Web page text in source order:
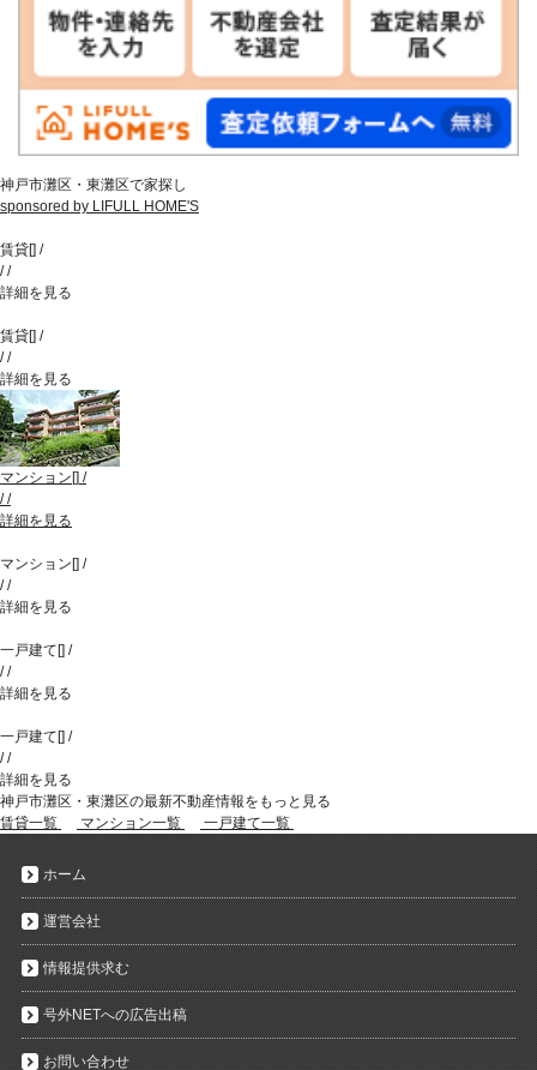
神戸市灘区・東灘区で家探し
sponsored by LIFULL HOME'S
賃貸[] /
//
詳細を見る
賃貸[] /
//
詳細を見る
マンション[] /
//
詳細を見る
マンション[] /
//
詳細を見る
一戸建て[] /
//
詳細を見る
一戸建て[] /
//
詳細を見る
神戸市灘区・東灘区の最新不動産情報をもっと見る
賃貸一覧
マンション一覧 一戸建て一覧
ホーム
運営会社
情報提供求む
号外NETへの広告出稿
お問い合わせ